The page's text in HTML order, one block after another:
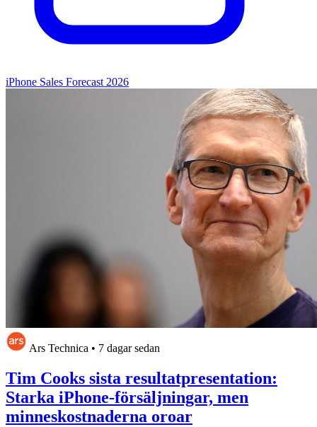
iPhone Sales Forecast 2026
Ars Technica • 7 dagar sedan
Tim Cooks sista resultatpresentation:
Starka iPhone-försäljningar, men
minneskostnaderna oroar